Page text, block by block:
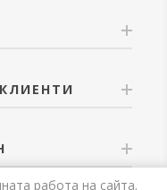
работа на сайта.